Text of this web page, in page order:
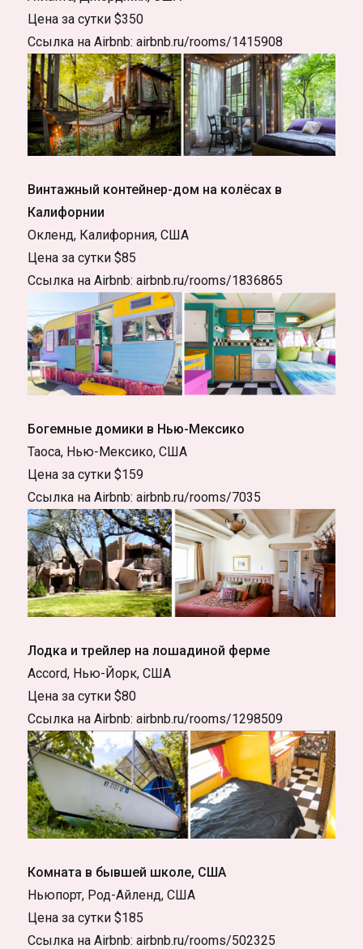
Цена за сутки $350
Ссылка на Airbnb: airbnb.ru/rooms/1415908
Винтажный контейнер-дом на колёсах в
Калифорнии
Окленд, Калифорния, США
Цена за сутки $85
Ссылка на Airbnb: airbnb.ru/rooms/1836865
Богемные домики в Нью-Мексико
Таоса, Нью-Мексико, США
Цена за сутки $159
Ссылка на Airbnb: airbnb.ru/rooms/7035
Лодка и трейлер на лошадиной ферме
Accord, Нью-Йорк, США
Цена за сутки $80
Ссылка на Airbnb: airbnb.ru/rooms/1298509
Комната в бывшей школе, США
Ньюпорт, Род-Айленд, США
Цена за сутки $185
Ссылка на Airbnb: airbnb.ru/rooms/502325